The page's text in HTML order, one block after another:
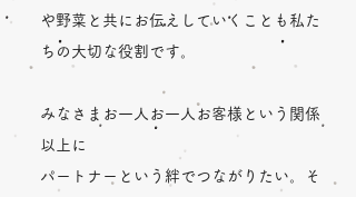
や野菜と共にお伝えしていくことも私た
ちの大切な役割です。
みなさまお一人お一人お客様という関係
以上に
パートナーという絆でつながりたい。そ